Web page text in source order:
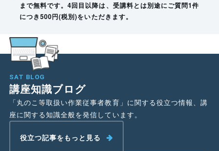
まで無料です。4回目以降は、受講料とは別途にご質問1件
につき500円(税別)をいただきます。
SAT BLOG
講座知識ブログ
「丸のこ等取扱い作業従事者教育」に関する役立つ情報、講
座に関する知識全般を発信しています。
役立つ記事をもっと見る